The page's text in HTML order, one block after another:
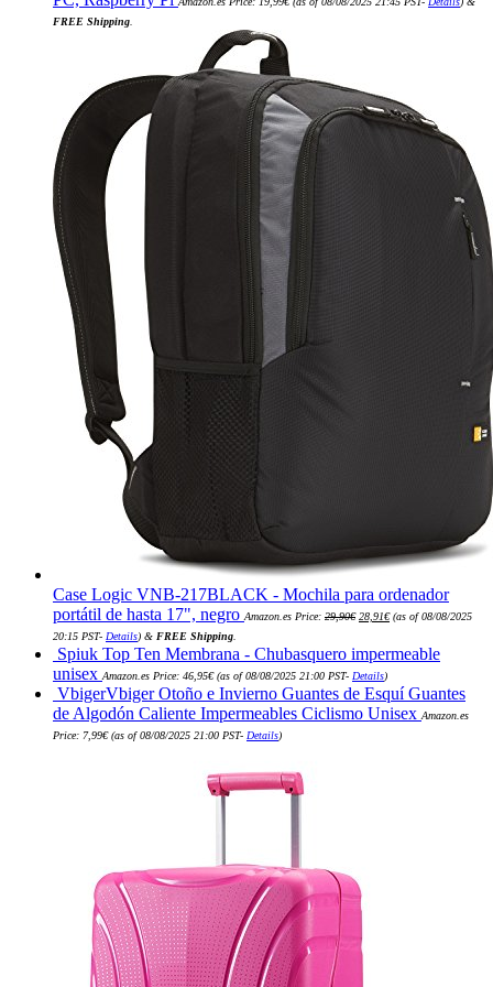
FREE Shipping
Case Logic VNB-217BLACK - Mochila para ordenador
portátil de hasta 17", negro Amazon.es Price: 29,90€ precio
29,90€.
28,91€precio
28,91€.
(as of 08/08/2025
20:15 PST- Details) & FREE Shipping
Spiuk Top Ten Membrana - Chubasquero impermeable
unisex Amazon.es Price: 46,95€(as of 08/08/2025 21:00 PST- Details)
VbigerVbiger Otoño e Invierno Guantes de Esquí Guantes
de Algodón Caliente Impermeables Ciclismo Unisex Amazon.es
Price: 7,99€(as of 08/08/2025 21:00 PST- Details)